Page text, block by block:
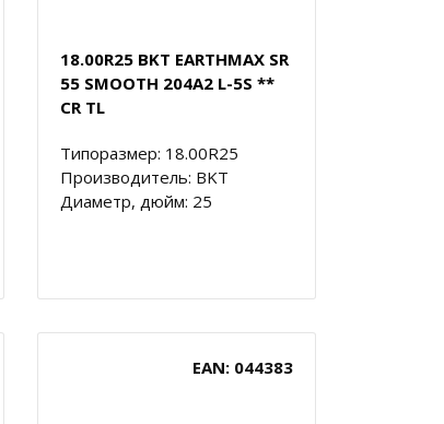
18.00R25 BKT EARTHMAX SR
55 SMOOTH 204A2 L-5S **
CR TL
Типоразмер: 18.00R25
Производитель: BKT
Диаметр, дюйм: 25
EAN: 044383